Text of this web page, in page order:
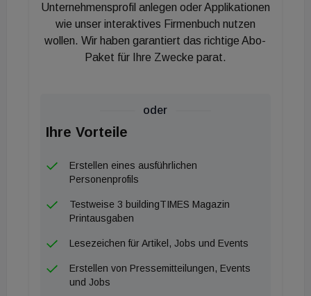
das Gesamtbild.
Nachhaltigkeit und Zukunftsfähigkeit
Leitbild: technologisch fortschrittlich,
architektonisch eigenständig und konsequent auf
ausgerichtet. Begrünte Flächen, Photovoltaik-
Anlagen, Regenwassermanagement und der
Einsatz von ressourcenschonendem Recycling-
Beton sind integraler Bestandteil des Konzepts.
Unternehmensprofil anlegen oder Applikationen
wie unser interaktives Firmenbuch nutzen
wollen. Wir haben garantiert das richtige Abo-
Paket für Ihre Zwecke parat.
oder
Ihre Vorteile
Erstellen eines ausführlichen
Personenprofils
Testweise 3 buildingTIMES Magazin
Printausgaben
Lesezeichen für Artikel, Jobs und Events
Erstellen von Pressemitteilungen, Events
und Jobs